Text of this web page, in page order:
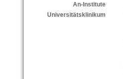
An-Institute
Universitätsklinikum